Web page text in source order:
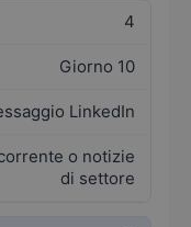
4
Giorno 10
LinkedIn
o notizie
di settore